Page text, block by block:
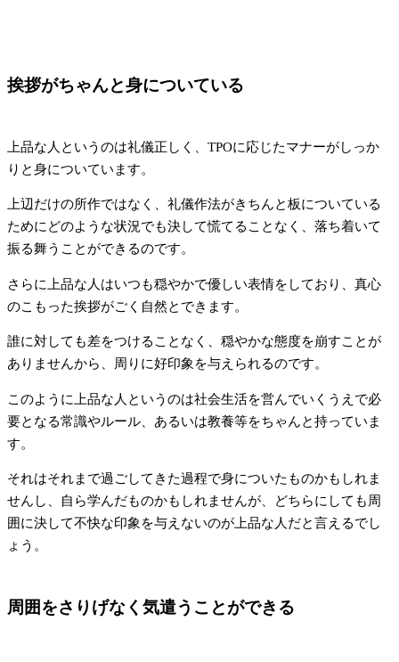
挨拶がちゃんと身についている
上品な人というのは礼儀正しく、TPOに応じたマナーがしっか
りと身についています。
上辺だけの所作ではなく、礼儀作法がきちんと板についている
ためにどのような状況でも決して慌てることなく、落ち着いて
振る舞うことができるのです。
さらに上品な人はいつも穏やかで優しい表情をしており、真心
のこもった挨拶がごく自然とできます。
誰に対しても差をつけることなく、穏やかな態度を崩すことが
ありませんから、周りに好印象を与えられるのです。
このように上品な人というのは社会生活を営んでいくうえで必
要となる常識やルール、あるいは教養等をちゃんと持っていま
す。
それはそれまで過ごしてきた過程で身についたものかもしれま
せんし、自ら学んだものかもしれませんが、どちらにしても周
囲に決して不快な印象を与えないのが上品な人だと言えるでし
ょう。
周囲をさりげなく気遣うことができる